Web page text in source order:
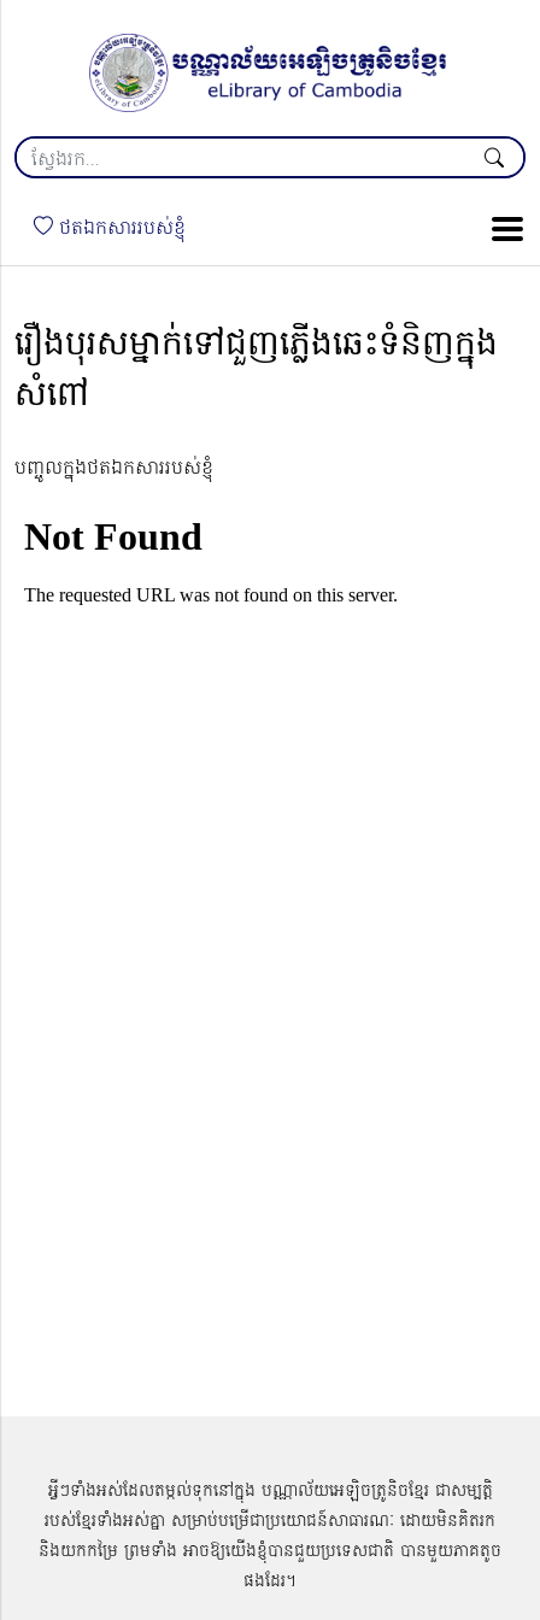
ថតឯកសាររបស់ខ្ញុំ
រឿងបុរសម្នាក់ទៅជួញភ្លើងឆេះទំនិញក្នុង
សំពៅ
បញ្ចូលក្នុងថតឯកសាររបស់ខ្ញុំ
អ្វីៗទាំងអស់ដែលតម្កល់ទុកនៅក្នុង បណ្ណាល័យអេឡិចត្រូនិចខ្មែរ ជាសម្បតិ្ត
របស់ខ្មែរទាំងអស់គ្នា សម្រាប់បម្រើជាប្រយោជន៍សាធារណៈ ដោយមិនគិតរក
និងយកកម្រៃ ព្រមទាំង អាចឱ្យយើងខ្ញុំបានជួយប្រទេសជាតិ បានមួយភាគតូច
ផងដែរ។